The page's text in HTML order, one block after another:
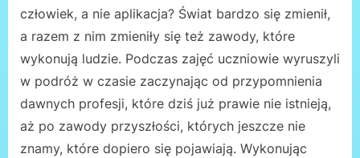
człowiek, a nie aplikacja? Świat bardzo się zmienił,
a razem z nim zmieniły się też zawody, które
wykonują ludzie. Podczas zajęć uczniowie wyruszyli
w podróż w czasie zaczynając od przypomnienia
dawnych profesji, które dziś już prawie nie istnieją,
aż po zawody przyszłości, których jeszcze nie
znamy, które dopiero się pojawiają. Wykonując